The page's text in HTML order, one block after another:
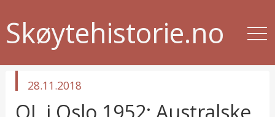
Skøytehistorie.no
published
28.11.2018